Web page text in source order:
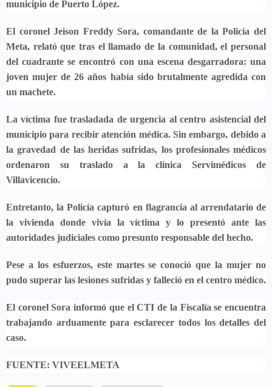
municipio de Puerto López.
El coronel Jeison Freddy Sora, comandante de la Policía del
Meta, relató que tras el llamado de la comunidad, el personal
del cuadrante se encontró con una escena desgarradora: una
joven mujer de 26 años había sido brutalmente agredida con
un machete.
La víctima fue trasladada de urgencia al centro asistencial del
municipio para recibir atención médica. Sin embargo, debido a
la gravedad de las heridas sufridas, los profesionales médicos
ordenaron su traslado a la clínica Servimédicos de
Villavicencio.
Entretanto, la Policía capturó en flagrancia al arrendatario de
la vivienda donde vivía la víctima y lo presentó ante las
autoridades judiciales como presunto responsable del hecho.
Pese a los esfuerzos, este martes se conoció que la mujer no
pudo superar las lesiones sufridas y falleció en el centro médico.
El coronel Sora informó que el CTI de la Fiscalía se encuentra
trabajando arduamente para esclarecer todos los detalles del
caso.
FUENTE: VIVEELMETA